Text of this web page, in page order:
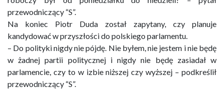
przewodniczący “S”.
Na koniec Piotr Duda został zapytany, czy planuje
kandydować w przyszłości do polskiego parlamentu.
– Do polityki nigdy nie pójdę. Nie byłem, nie jestem i nie będę
w żadnej partii politycznej i nigdy nie będę zasiadał w
parlamencie, czy to w izbie niższej czy wyższej – podkreślił
przewodniczący “S”.